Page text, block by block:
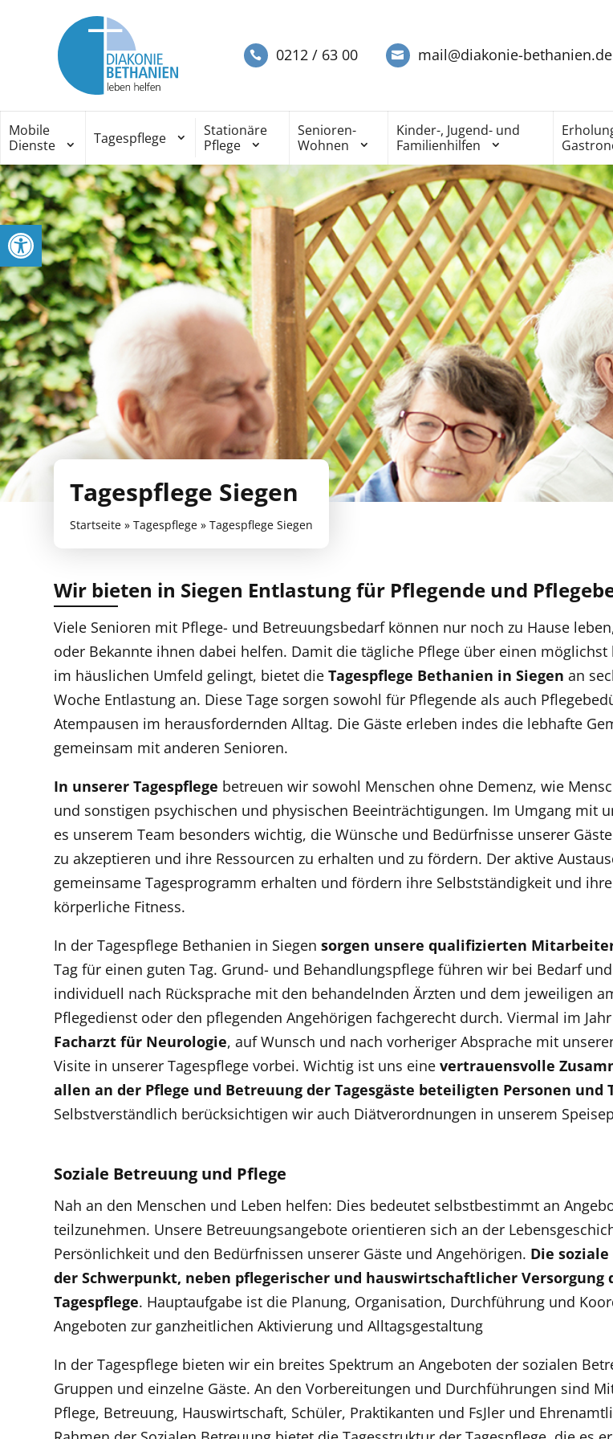
Werkzeugleiste öffnen
0212 / 63 00 mail@diakonie-bethanien.de
Mobile
Dienste
Tagespflege
Stationäre
Pflege
Senioren-
Wohnen
Kinder-, Jugend- und
Familienhilfen
Tagespflege Siegen
Startseite »Tagespflege »Tagespflege Siegen
Wir bieten in Siegen Entlastung für Pflegende und
Viele Senioren mit Pflege- und Betreuungsbedarf können nur noch zu Hause
oder Bekannte ihnen dabei helfen. Damit die tägliche Pflege über einen möglichst
im häuslichen Umfeld gelingt, bietet dieTagespflege Bethanien in Siegen an
Woche Entlastung an. Diese Tage sorgen sowohl für Pflegende als auch
Atempausen im herausfordernden Alltag. Die Gäste erleben indes die lebhafte
gemeinsam mit anderen Senioren.
In unserer Tagespflege betreuen wir sowohl Menschen ohne Demenz, wie
und sonstigen psychischen und physischen Beeinträchtigungen. Im Umgang mit
es unserem Team besonders wichtig, die Wünsche und Bedürfnisse unserer
zu akzeptieren und ihre Ressourcen zu erhalten und zu fördern. Der aktive
gemeinsame Tagesprogramm erhalten und fördern ihre Selbstständigkeit und
körperliche Fitness.
In der Tagespflege Bethanien in Siegensorgen unsere qualifizierten
Tag für einen guten Tag. Grund- und Behandlungspflege führen wir bei Bedarf
individuell nach Rücksprache mit den behandelnden Ärzten und dem jeweiligen
Pflegedienst oder den pflegenden Angehörigen fachgerecht durch. Viermal im
Facharzt für Neurologie, auf Wunsch und nach vorheriger Absprache mit
Visite in unserer Tagespflege vorbei. Wichtig ist uns einevertrauensvolle
allen an der Pflege und Betreuung der Tagesgäste beteiligten Personen und
Selbstverständlich berücksichtigen wir auch Diätverordnungen in unserem
Soziale Betreuung und Pflege
Nah an den Menschen und Leben helfen: Dies bedeutet selbstbestimmt an
teilzunehmen. Unsere Betreuungsangebote orientieren sich an der
Persönlichkeit und den Bedürfnissen unserer Gäste und Angehörigen. Die
der Schwerpunkt, neben pflegerischer und hauswirtschaftlicher Versorgung
Tagespflege. Hauptaufgabe ist die Planung, Organisation, Durchführung und
Angeboten zur ganzheitlichen Aktivierung und Alltagsgestaltung
In der Tagespflege bieten wir ein breites Spektrum an Angeboten der sozialen
Gruppen und einzelne Gäste. An den Vorbereitungen und Durchführungen sind
Pflege, Betreuung, Hauswirtschaft, Schüler, Praktikanten und FsJler und